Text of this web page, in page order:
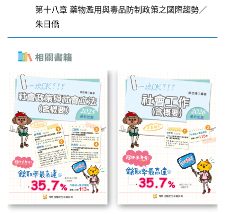
第十八章 藥物濫用與毒品防制政策之國際趨勢／
朱日僑